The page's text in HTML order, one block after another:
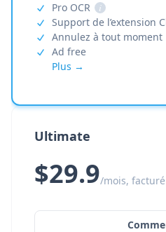
Pro OCR
i
Support de l’extension
Annulez à tout moment
Ad free
Plus →
Ultimate
$29.9/mois,